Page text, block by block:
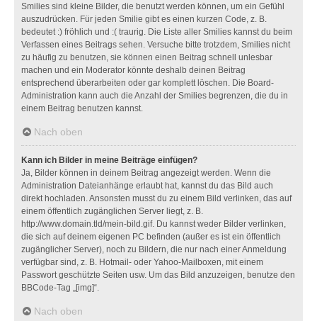
Smilies sind kleine Bilder, die benutzt werden können, um ein Gefühl
auszudrücken. Für jeden Smilie gibt es einen kurzen Code, z. B.
bedeutet :) fröhlich und :( traurig. Die Liste aller Smilies kannst du beim
Verfassen eines Beitrags sehen. Versuche bitte trotzdem, Smilies nicht
zu häufig zu benutzen, sie können einen Beitrag schnell unlesbar
machen und ein Moderator könnte deshalb deinen Beitrag
entsprechend überarbeiten oder gar komplett löschen. Die Board-
Administration kann auch die Anzahl der Smilies begrenzen, die du in
einem Beitrag benutzen kannst.
Nach oben
Kann ich Bilder in meine Beiträge einfügen?
Ja, Bilder können in deinem Beitrag angezeigt werden. Wenn die
Administration Dateianhänge erlaubt hat, kannst du das Bild auch
direkt hochladen. Ansonsten musst du zu einem Bild verlinken, das auf
einem öffentlich zugänglichen Server liegt, z. B.
http://www.domain.tld/mein-bild.gif. Du kannst weder Bilder verlinken,
die sich auf deinem eigenen PC befinden (außer es ist ein öffentlich
zugänglicher Server), noch zu Bildern, die nur nach einer Anmeldung
verfügbar sind, z. B. Hotmail- oder Yahoo-Mailboxen, mit einem
Passwort geschützte Seiten usw. Um das Bild anzuzeigen, benutze den
BBCode-Tag „[img]“.
Nach oben